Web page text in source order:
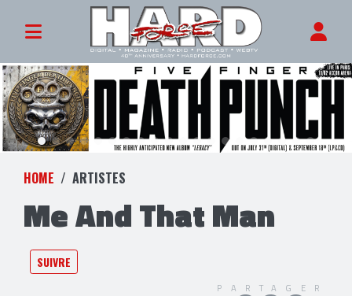
HOME ARTISTES
Me And That Man
SUIVRE
PARTAGER